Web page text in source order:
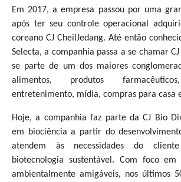
Em 2017, a empresa passou por uma
após ter seu controle operacional
coreano CJ CheilJedang. Até então
Selecta, a companhia passa a se chamar
se parte de um dos maiores
alimentos, produtos
entretenimento, mídia, compras para casa
Hoje, a companhia faz parte da CJ Bio
em biociência a partir do
atendem às necessidades do
biotecnologia sustentável. Com foco em
ambientalmente amigáveis, nos últimos